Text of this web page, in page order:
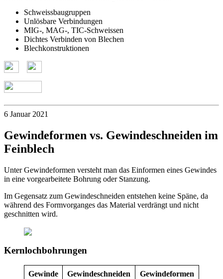
Schweissbaugruppen
Unlösbare Verbindungen
MIG-, MAG-, TIC-Schweissen
Dichtes Verbinden von Blechen
Blechkonstruktionen
6 Januar 2021
Gewindeformen vs. Gewindeschneiden im
Feinblech
Unter Gewindeformen versteht man das Einformen eines Gewindes
in eine vorgearbeitete Bohrung oder Stanzung.
Im Gegensatz zum Gewindeschneiden entstehen keine Späne, da
während des Formvorganges das Material verdrängt und nicht
geschnitten wird.
Kernlochbohrungen
Gewinde Gewindeschneiden Gewindeformen